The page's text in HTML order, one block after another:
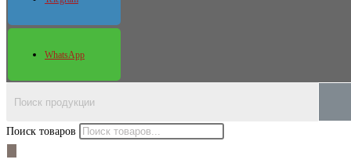
WhatsApp
Поиск товаров